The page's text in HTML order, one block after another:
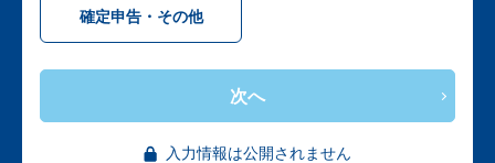
確定申告・その他
次へ
入力情報は公開されません